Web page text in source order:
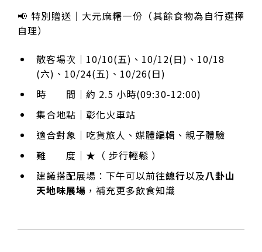
📢 特別贈送｜大元麻糬一份（其餘食物為自行選擇
自理）
散客場次｜10/10(五)、10/12(日)、10/18
(六)、10/24(五)、10/26(日)
時 間｜約 2.5 小時(09:30-12:00)
集合地點｜彰化火車站
適合對象｜吃貨旅人、媒體編輯、親子體驗
難 度｜★（ 步行輕鬆 ）
建議搭配展場：下午可以前往總行以及八卦山
天地味展場 ，補充更多飲食知識